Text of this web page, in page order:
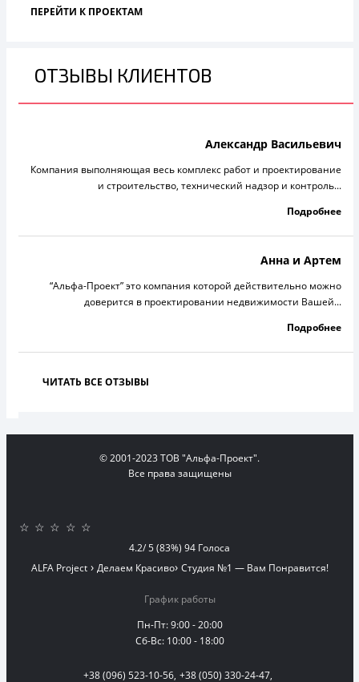
ПЕРЕЙТИ К ПРОЕКТАМ
ОТЗЫВЫ КЛИЕНТОВ
Александр Васильевич
Компания выполняющая весь комплекс работ и проектирование
и строительство, технический надзор и контроль...
Подробнее
Анна и Артем
“Альфа-Проект” это компания которой действительно можно
доверится в проектировании недвижимости Вашей...
Подробнее
ЧИТАТЬ ВСЕ ОТЗЫВЫ
© 2001-2023 ТОВ "Альфа-Проект".
Все права защищены
☆
☆
☆
☆
☆
4.2/5(83%) 94 Голоса
ALFA Project› Делаем Красиво› Студия №1 — Вам Понравится!
График работы
Пн-Пт: 9:00 - 20:00
Сб-Вс: 10:00 - 18:00
+38 (096) 523-10-56, +38 (050) 330-24-47,